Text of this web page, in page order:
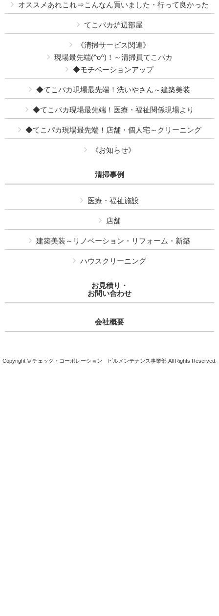
オススメあれこれ⇒こんなん買いました・行って良かった
てこパカ炉辺部屋
《清掃サービス関連》
現場最先端(^o^)！～清掃員てこパカ
◆モチベーションアップ
◆てこパカ現場最先端！洗いやさん～建築美装
◆てこパカ現場最先端！医療・福祉関係現場より
◆てこパカ現場最先端！店舗・個人宅～クリーニング
《お知らせ》
清掃事例
医療・福祉施設
店舗
建築美装～リノベーション・リフォーム・新築
ハウスクリーニング
お見積り・
お問い合わせ
会社概要
Copyright © チェック・コーポレーション ビルメンテナンス事業部 All Rights Reserved.